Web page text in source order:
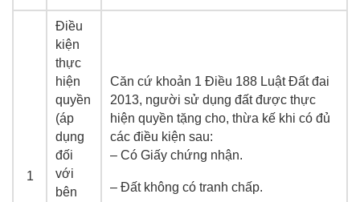
1
Điều
kiện
thực
hiện
quyền
(áp
dụng
đối
với
bên
Căn cứ khoản 1 Điều 188 Luật Đất đai
2013, người sử dụng đất được thực
hiện quyền tặng cho, thừa kế khi có đủ
các điều kiện sau:
– Có Giấy chứng nhận.
– Đất không có tranh chấp.